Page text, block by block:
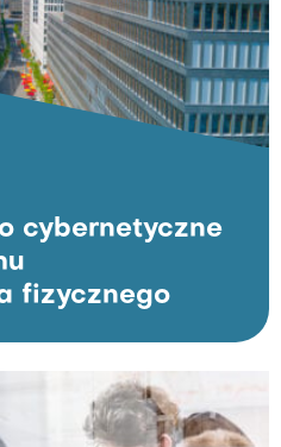
cybernetyczne
fizycznego